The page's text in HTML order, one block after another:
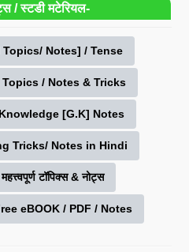
/ स्टडी मटेरियल-
Topics/ Notes] / Tense
Topics / Notes & Tricks
Knowledge [G.K] Notes
Tricks/ Notes in Hindi
टॉपिक्स & नोट्स
eBOOK / PDF / Notes